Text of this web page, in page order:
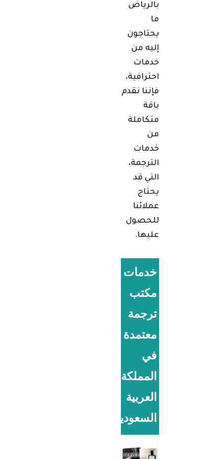
بالرياض
ما
يحتاجون
إليه من
خدمات
احترافية،
فإننا نقدم
باقة
متكاملة
من
خدمات
الترجمة،
التي قد
يحتاج
عملائنا
للحصول
عليها.
خدمات
مكتب
ترجمة
معتمدة
في
المملكة
العربية
السعودية